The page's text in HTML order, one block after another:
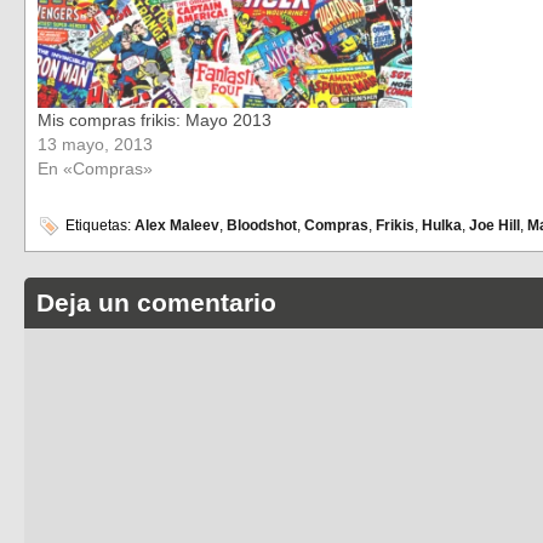
Mis compras frikis: Mayo 2013
13 mayo, 2013
En «Compras»
Etiquetas: Alex Maleev, Bloodshot, Compras, Frikis, Hulka, Joe Hill ,
Deja un comentario